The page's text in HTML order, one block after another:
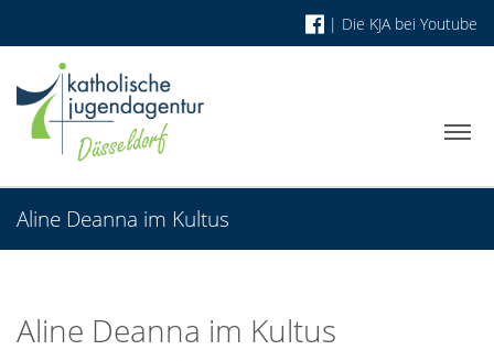
| Die KJA bei Youtube
Aline Deanna im Kultus
Aline Deanna im Kultus